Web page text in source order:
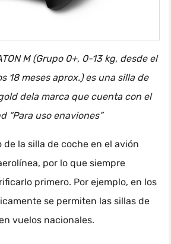
M (Grupo 0+, 0-13 kg, desde el
18 meses aprox.) es una silla de
dela marca que cuenta con el
“Para uso enaviones”
de la silla de coche en el avión
por lo que siempre
primero. Por ejemplo, en los
se permiten las sillas de
vuelos nacionales.